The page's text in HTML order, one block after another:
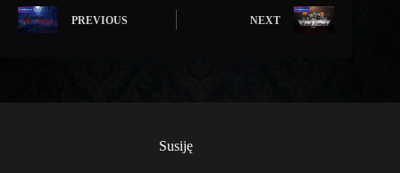
PREVIOUS NEXT
Susiję